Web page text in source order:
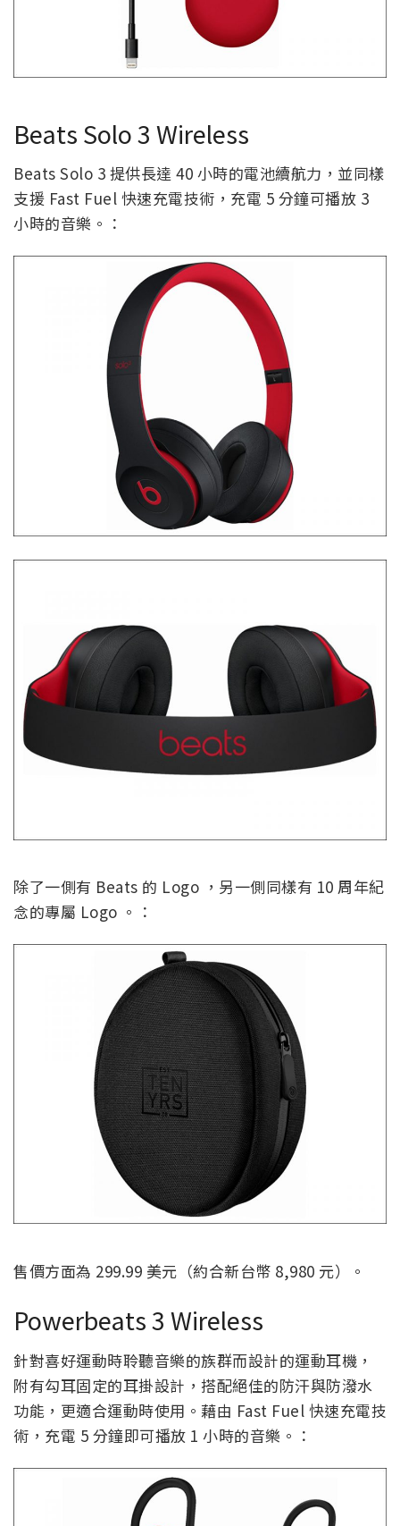
Beats Solo 3 Wireless
Beats Solo 3 提供長達 40 小時的電池續航力，並同樣
支援 Fast Fuel 快速充電技術，充電 5 分鐘可播放 3
小時的音樂。：
除了一側有 Beats 的 Logo ，另一側同樣有 10 周年紀
念的專屬 Logo 。：
售價方面為 299.99 美元（約合新台幣 8,980 元）。
Powerbeats 3 Wireless
針對喜好運動時聆聽音樂的族群而設計的運動耳機，
附有勾耳固定的耳掛設計，搭配絕佳的防汗與防潑水
功能，更適合運動時使用。藉由 Fast Fuel 快速充電技
術，充電 5 分鐘即可播放 1 小時的音樂。：